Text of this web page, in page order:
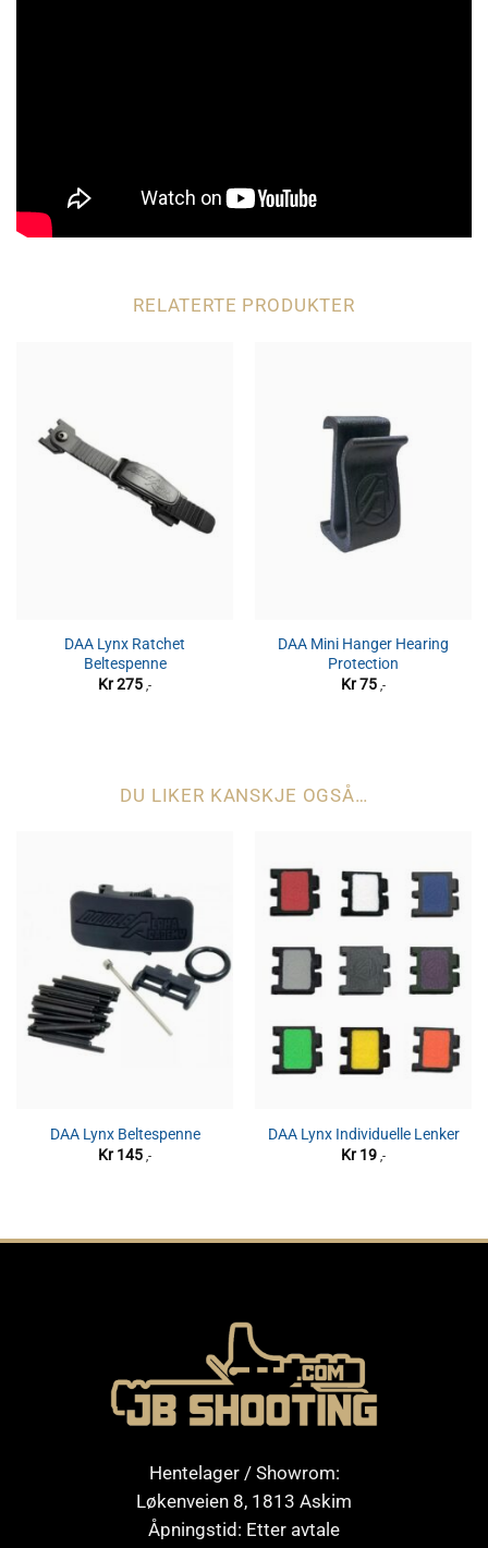
RELATERTE PRODUKTER
DAA Lynx Ratchet
Beltespenne
Kr275 ,-
DAA Mini Hanger Hearing
Protection
Kr75 ,-
DU LIKER KANSKJE OGSÅ…
DAA Lynx Beltespenne
Kr145 ,-
DAA Lynx Individuelle Lenker
Kr19 ,-
Hentelager / Showrom:
Løkenveien 8, 1813 Askim
Åpningstid: Etter avtale